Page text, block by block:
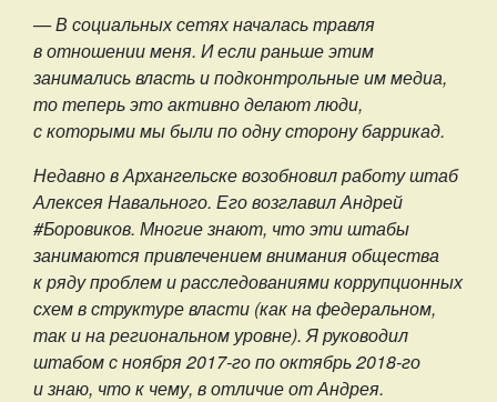
— В социальных сетях началась травля
в отношении меня. И если раньше этим
занимались власть и подконтрольные им медиа,
то теперь это активно делают люди,
с которыми мы были по одну сторону баррикад.
Недавно в Архангельске возобновил работу штаб
Алексея Навального. Его возглавил Андрей
#Боровиков. Многие знают, что эти штабы
занимаются привлечением внимания общества
к ряду проблем и расследованиями коррупционных
схем в структуре власти (как на федеральном,
так и на региональном уровне). Я руководил
штабом с ноября 2017-го по октябрь 2018-го
и знаю, что к чему, в отличие от Андрея.